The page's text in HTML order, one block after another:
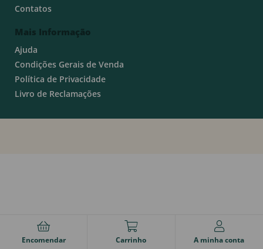
Contatos
Mais Informação
Ajuda
Condições Gerais de Venda
Política de Privacidade
Livro de Reclamações
Encomendar Carrinho A minha conta